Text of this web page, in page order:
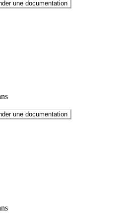
une documentation
une documentation